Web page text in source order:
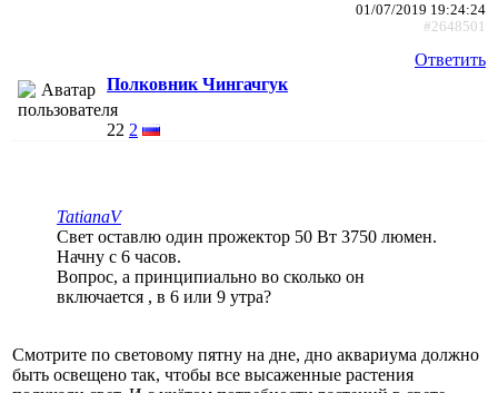
01/07/2019 19:24:24
#2648501
Ответить
Полковник Чингачгук
22 2
TatianaV
Свет оставлю один прожектор 50 Вт 3750 люмен.
Начну с 6 часов.
Вопрос, а принципиально во сколько он
включается , в 6 или 9 утра?
Смотрите по световому пятну на дне, дно аквариума должно
быть освещено так, чтобы все высаженные растения